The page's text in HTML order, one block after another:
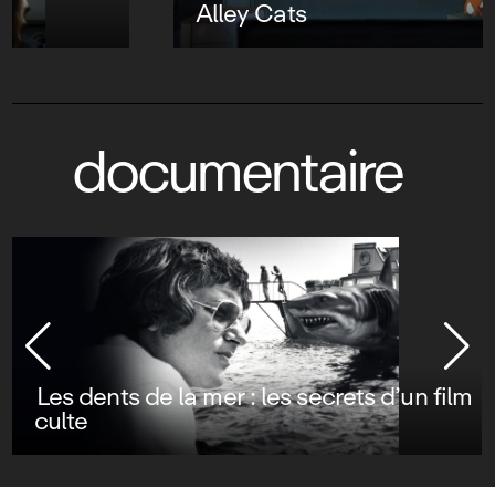
Alley Cats
documentaire
Les dents de la mer : les secrets d’un film
culte